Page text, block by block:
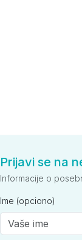
Prijavi se na
Informacije o
Ime (opciono)